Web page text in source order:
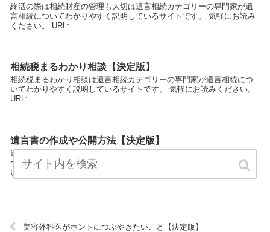
終活の際は相続財産の管理も大切は遺言相続カテゴリーの専門家が遺
言相続についてわかりやすく説明しているサイトです。 気軽にお読み
ください。 URL:
相続税まるわかり相談【決定版】
相続税まるわかり相談は遺言相続カテゴリーの専門家が遺言相続につ
いてわかりやすく説明しているサイトです。 気軽にお読みください。
URL:
遺言書の作成や公開方法【決定版】
遺言書の作成や公開方法は遺言相続カテゴリーの専門家が遺言相続に
ついてわかりやすく説明しているサイトです。 気軽にお読みくださ
い。 URL:
美容外科医がホントにつぶやきたいこと【決定版】